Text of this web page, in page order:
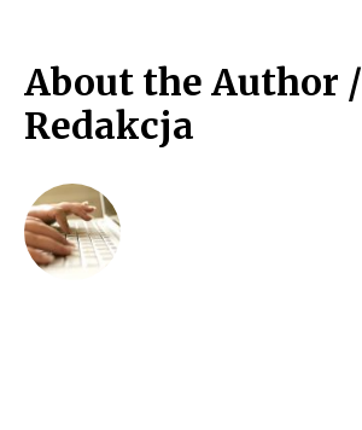
About the Author /
Redakcja